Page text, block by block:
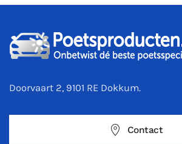
Doorvaart 2, 9101 RE Dokkum.
Contact